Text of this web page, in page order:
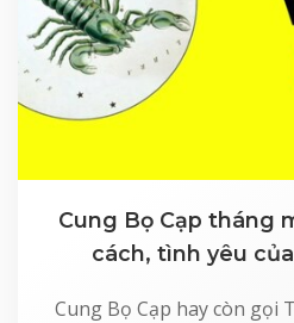
Cung Bọ Cạp tháng
cách, tình yêu
Cung Bọ Cạp hay còn gọi